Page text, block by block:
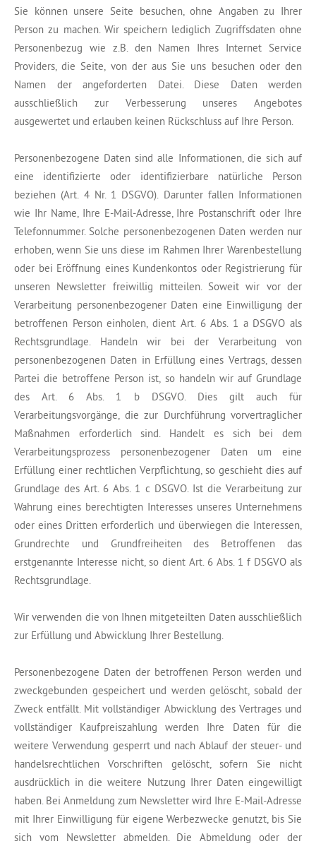
Sie können unsere Seite besuchen, ohne Angaben zu Ihrer
Person zu machen. Wir speichern lediglich Zugriffsdaten ohne
Personenbezug wie z.B. den Namen Ihres Internet Service
Providers, die Seite, von der aus Sie uns besuchen oder den
Namen der angeforderten Datei. Diese Daten werden
ausschließlich zur Verbesserung unseres Angebotes
ausgewertet und erlauben keinen Rückschluss auf Ihre Person.
Personenbezogene Daten sind alle Informationen, die sich auf
eine identifizierte oder identifizierbare natürliche Person
beziehen (Art. 4 Nr. 1 DSGVO). Darunter fallen Informationen
wie Ihr Name, Ihre E-Mail-Adresse, Ihre Postanschrift oder Ihre
Telefonnummer. Solche personenbezogenen Daten werden nur
erhoben, wenn Sie uns diese im Rahmen Ihrer Warenbestellung
oder bei Eröffnung eines Kundenkontos oder Registrierung für
unseren Newsletter freiwillig mitteilen. Soweit wir vor der
Verarbeitung personenbezogener Daten eine Einwilligung der
betroffenen Person einholen, dient Art. 6 Abs. 1 a DSGVO als
Rechtsgrundlage. Handeln wir bei der Verarbeitung von
personenbezogenen Daten in Erfüllung eines Vertrags, dessen
Partei die betroffene Person ist, so handeln wir auf Grundlage
des Art. 6 Abs. 1 b DSGVO. Dies gilt auch für
Verarbeitungsvorgänge, die zur Durchführung vorvertraglicher
Maßnahmen erforderlich sind. Handelt es sich bei dem
Verarbeitungsprozess personenbezogener Daten um eine
Erfüllung einer rechtlichen Verpflichtung, so geschieht dies auf
Grundlage des Art. 6 Abs. 1 c DSGVO. Ist die Verarbeitung zur
Wahrung eines berechtigten Interesses unseres Unternehmens
oder eines Dritten erforderlich und überwiegen die Interessen,
Grundrechte und Grundfreiheiten des Betroffenen das
erstgenannte Interesse nicht, so dient Art. 6 Abs. 1 f DSGVO als
Rechtsgrundlage.
Wir verwenden die von Ihnen mitgeteilten Daten ausschließlich
zur Erfüllung und Abwicklung Ihrer Bestellung.
Personenbezogene Daten der betroffenen Person werden und
zweckgebunden gespeichert und werden gelöscht, sobald der
Zweck entfällt. Mit vollständiger Abwicklung des Vertrages und
vollständiger Kaufpreiszahlung werden Ihre Daten für die
weitere Verwendung gesperrt und nach Ablauf der steuer- und
handelsrechtlichen Vorschriften gelöscht, sofern Sie nicht
ausdrücklich in die weitere Nutzung Ihrer Daten eingewilligt
haben. Bei Anmeldung zum Newsletter wird Ihre E-Mail-Adresse
mit Ihrer Einwilligung für eigene Werbezwecke genutzt, bis Sie
sich vom Newsletter abmelden. Die Abmeldung oder der